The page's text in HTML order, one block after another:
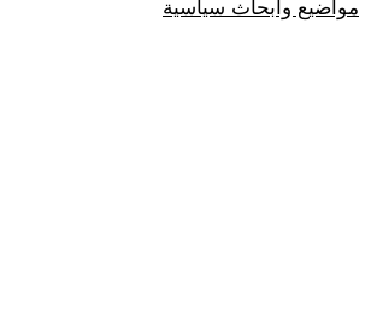
مواضيع وابحاث سياسية